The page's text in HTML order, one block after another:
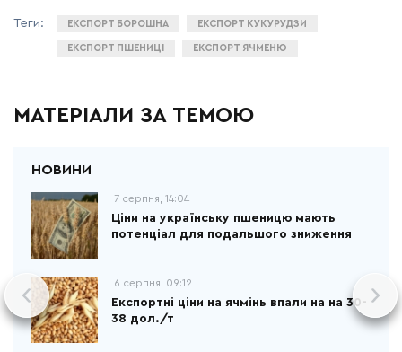
ЕКСПОРТ БОРОШНА ЕКСПОРТ КУКУРУДЗИ
ЕКСПОРТ ПШЕНИЦІ ЕКСПОРТ ЯЧМЕНЮ
МАТЕРІАЛИ ЗА ТЕМОЮ
7 серпня, 14:04
Ціни на українську пшеницю мають
потенціал для подальшого зниження
6 серпня, 09:12
Експортні ціни на ячмінь впали на на 30-
38 дол./т